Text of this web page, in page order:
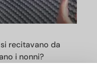
recitavano da
i nonni?